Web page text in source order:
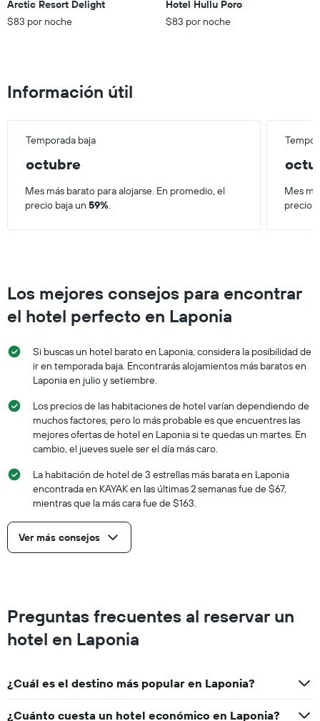
últimos
3 días.
el
precio
promedio
Arctic Resort Delight
$83 por noche
Hotel Hullu Poro
$83 por noche
Información útil
Temporada baja
octubre
Mes más barato para alojarse. En promedio, el
precio baja un 59%.
Mes
precio
Los mejores consejos para encontrar
el hotel perfecto en Laponia
Si buscas un hotel barato en Laponia, considera la posibilidad de
ir en temporada baja. Encontrarás alojamientos más baratos en
Laponia en julio y setiembre.
Los precios de las habitaciones de hotel varían dependiendo de
muchos factores, pero lo más probable es que encuentres las
mejores ofertas de hotel en Laponia si te quedas un martes. En
cambio, el jueves suele ser el día más caro.
La habitación de hotel de 3 estrellas más barata en Laponia
encontrada en KAYAK en las últimas 2 semanas fue de $67,
mientras que la más cara fue de $163.
Ver más consejos
Preguntas frecuentes al reservar un
hotel en Laponia
¿Cuál es el destino más popular en Laponia?
¿Cuánto cuesta un hotel económico en Laponia?